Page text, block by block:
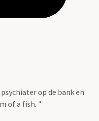
op de bank en
of a fish. "